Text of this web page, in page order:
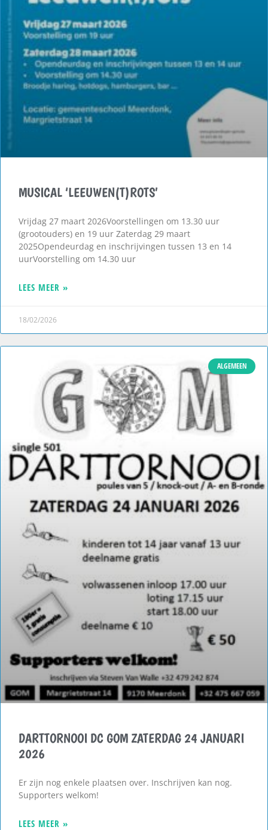
MUSICAL ‘LEEUWEN(T)ROTS’
Vrijdag 27 maart 2026Voorstellingen om 13.30 uur
(grootouders) en 19 uur Zaterdag 29 maart
2025Opendeurdag en inschrijvingen tussen 13 en 14
uurVoorstelling om 14.30 uur
LEES MEER »
18/02/2026
ALGEMEEN
DARTTORNOOI DC GOM ZATERDAG 24 JANUARI
2026
Er zijn nog enkele plaatsen over. Inschrijven kan nog.
Supporters welkom!
LEES MEER »